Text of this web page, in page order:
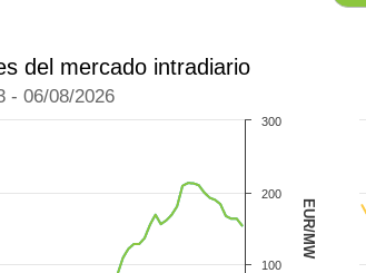
EUR/MW
del mercado intradiario
- 06/08/2026
100
200
300